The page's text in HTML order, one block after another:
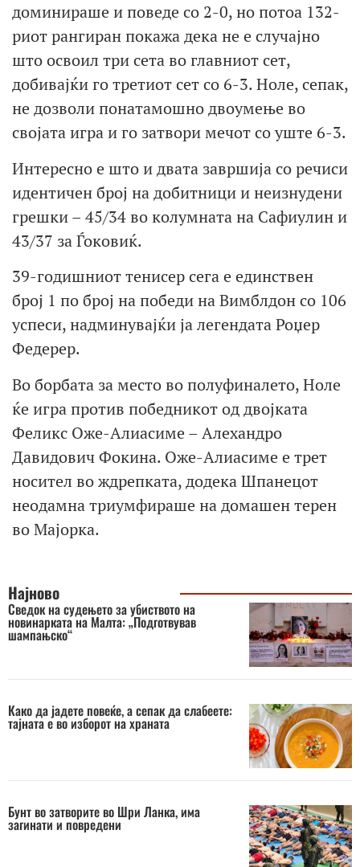
доминираше и поведе со 2-0, но потоа 132-
риот рангиран покажа дека не е случајно
што освоил три сета во главниот сет,
добивајќи го третиот сет со 6-3. Ноле, сепак,
не дозволи понатамошно двоумење во
својата игра и го затвори мечот со уште 6-3.
Интересно е што и двата завршија со речиси
идентичен број на добитници и неизнудени
грешки – 45/34 во колумната на Сафиулин и
43/37 за Ѓоковиќ.
39-годишниот тенисер сега е единствен
број 1 по број на победи на Вимблдон со 106
успеси, надминувајќи ја легендата Роџер
Федерер.
Во борбата за место во полуфиналето, Ноле
ќе игра против победникот од двојката
Феликс Оже-Алиасиме – Алехандро
Давидович Фокина. Оже-Алиасиме е трет
носител во ждрепката, додека Шпанецот
неодамна триумфираше на домашен терен
во Мајорка.
Најново
Сведок на судењето за убиството на
новинарката на Малта: „Подготвував
шампањско“
Како да јадете повеќе, а сепак да слабеете:
тајната е во изборот на храната
Бунт во затворите во Шри Ланка, има
загинати и повредени